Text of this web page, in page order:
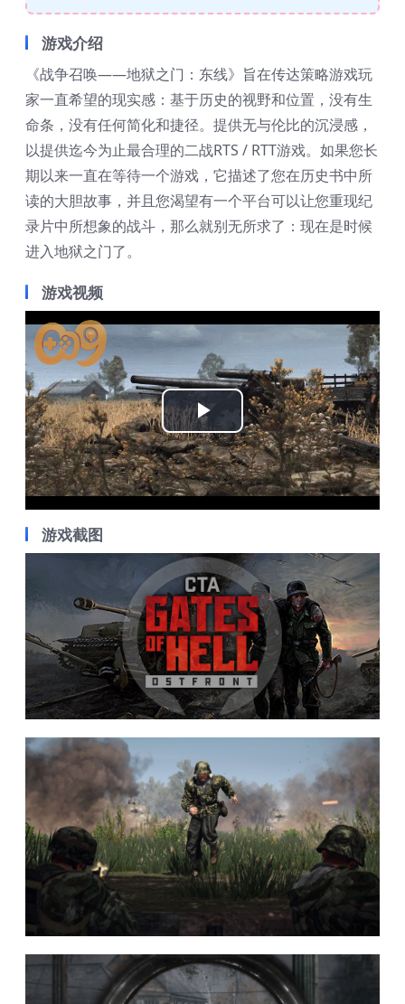
游戏介绍
《战争召唤——地狱之门：东线》旨在传达策略游戏玩
家一直希望的现实感：基于历史的视野和位置，没有生
命条，没有任何简化和捷径。提供无与伦比的沉浸感，
以提供迄今为止最合理的二战RTS / RTT游戏。如果您长
期以来一直在等待一个游戏，它描述了您在历史书中所
读的大胆故事，并且您渴望有一个平台可以让您重现纪
录片中所想象的战斗，那么就别无所求了：现在是时候
进入地狱之门了。
游戏视频
Play
Video
游戏截图